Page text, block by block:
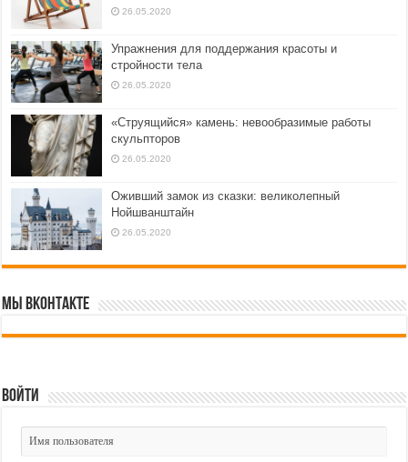
26.05.2020
Упражнения для поддержания красоты и
стройности тела
26.05.2020
«Струящийся» камень: невообразимые работы
скульпторов
26.05.2020
Оживший замок из сказки: великолепный
Нойшванштайн
26.05.2020
Мы ВКонтакте
Войти